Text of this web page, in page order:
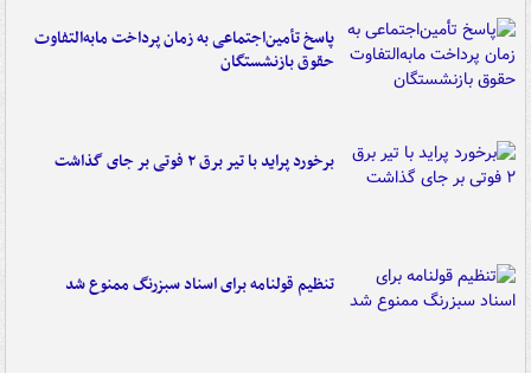
پاسخ تأمین‌اجتماعی به زمان پرداخت مابه‌التفاوت
حقوق بازنشستگان
برخورد پراید با تیر برق ۲ فوتی بر جای گذاشت
تنظیم قولنامه برای اسناد سبزرنگ ممنوع شد